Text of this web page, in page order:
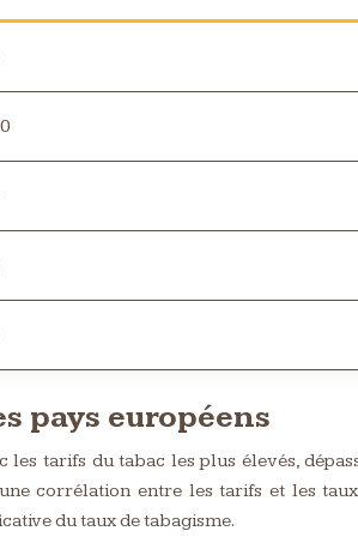
pays européens
tarifs du tabac les plus élevés,
corrélation entre les tarifs et les
du taux de tabagisme.